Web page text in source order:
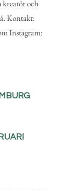
kreatör och
Kontakt:
Instagram: